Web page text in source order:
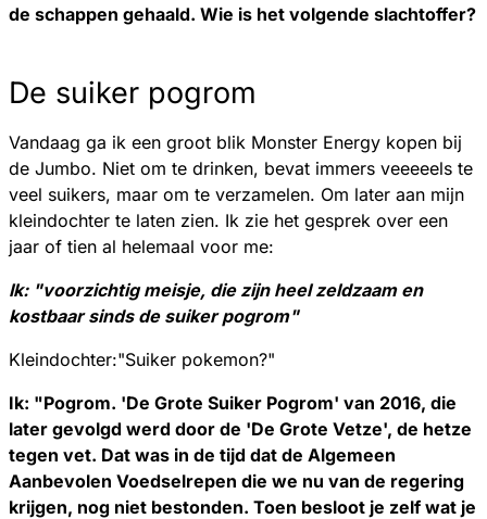
de schappen gehaald. Wie is het volgende slachtoffer?
De suiker pogrom
Vandaag ga ik een groot blik Monster Energy kopen bij
de Jumbo. Niet om te drinken, bevat immers veeeeels te
veel suikers, maar om te verzamelen. Om later aan mijn
kleindochter te laten zien. Ik zie het gesprek over een
jaar of tien al helemaal voor me:
Ik: "voorzichtig meisje, die zijn heel zeldzaam en
kostbaar sinds de suiker pogrom"
Kleindochter:"Suiker pokemon?"
Ik: "Pogrom. 'De Grote Suiker Pogrom' van 2016, die
later gevolgd werd door de 'De Grote Vetze', de hetze
tegen vet. Dat was in de tijd dat de Algemeen
Aanbevolen Voedselrepen die we nu van de regering
krijgen, nog niet bestonden. Toen besloot je zelf wat je